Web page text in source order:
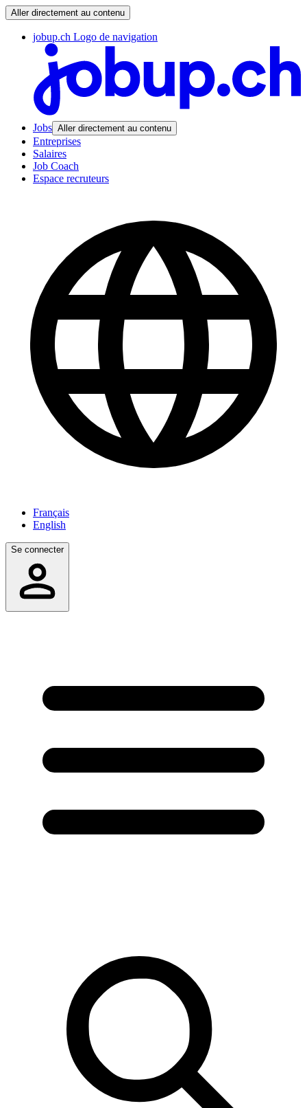
Aller directement au contenu
jobup.ch Logo de navigation
Jobs Aller directement au contenu
Entreprises
Salaires
Job Coach
Espace recruteurs
Français
English
Se connecter